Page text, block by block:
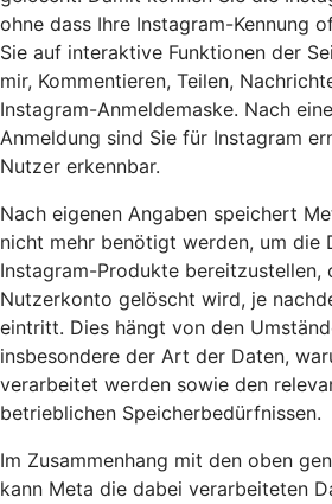
ohne dass Ihre Instagram-Kennung
Sie auf interaktive Funktionen der
mir, Kommentieren, Teilen,
Instagram-Anmeldemaske. Nach
Anmeldung sind Sie für Instagram
Nutzer erkennbar.
Nach eigenen Angaben speichert
nicht mehr benötigt werden, um die
Instagram-Produkte bereitzustellen,
Nutzerkonto gelöscht wird, je
eintritt. Dies hängt von den
insbesondere der Art der Daten,
verarbeitet werden sowie den
betrieblichen Speicherbedürfnissen.
Im Zusammenhang mit den oben
kann Meta die dabei verarbeiteten